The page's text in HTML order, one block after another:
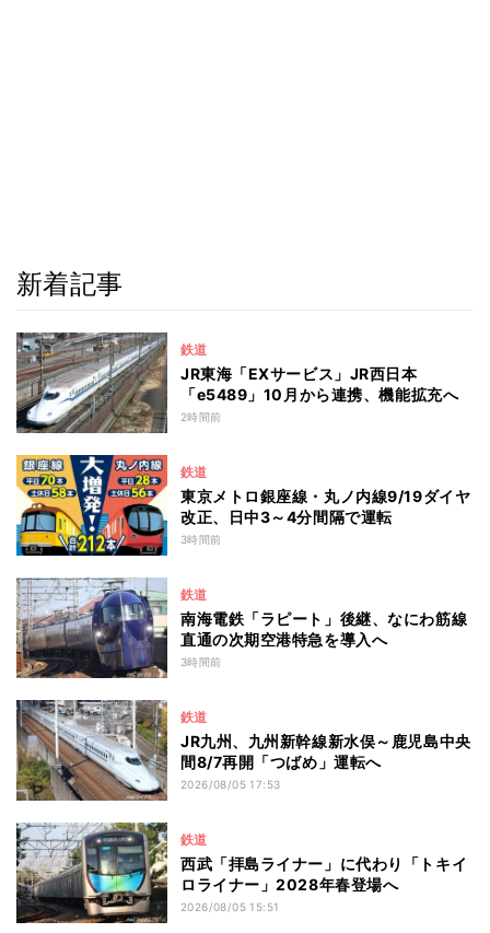
新着記事
鉄道
JR東海「EXサービス」JR西日本
「e5489」10月から連携、機能拡充へ
2時間前
鉄道
東京メトロ銀座線・丸ノ内線9/19ダイヤ
改正、日中3～4分間隔で運転
3時間前
鉄道
南海電鉄「ラピート」後継、なにわ筋線
直通の次期空港特急を導入へ
3時間前
鉄道
JR九州、九州新幹線新水俣～鹿児島中央
間8/7再開「つばめ」運転へ
2026/08/05 17:53
鉄道
西武「拝島ライナー」に代わり「トキイ
ロライナー」2028年春登場へ
2026/08/05 15:51